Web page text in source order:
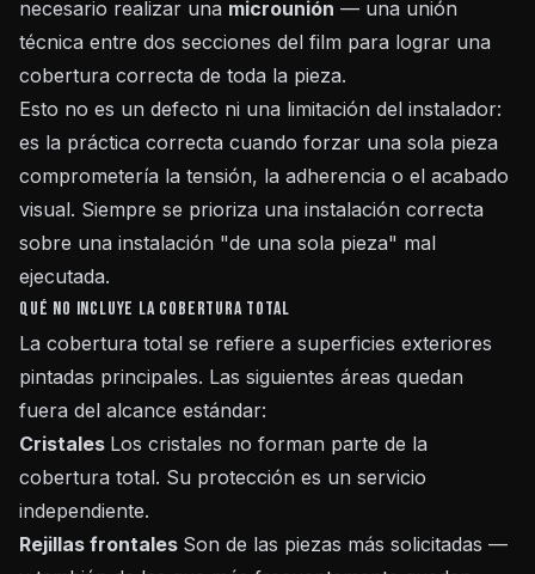
necesario realizar una microunión — una unión
técnica entre dos secciones del film para lograr una
cobertura correcta de toda la pieza.
Esto no es un defecto ni una limitación del instalador:
es la práctica correcta cuando forzar una sola pieza
comprometería la tensión, la adherencia o el acabado
visual. Siempre se prioriza una instalación correcta
sobre una instalación "de una sola pieza" mal
ejecutada.
Qué NO incluye la cobertura total
La cobertura total se refiere a superficies exteriores
pintadas principales. Las siguientes áreas quedan
fuera del alcance estándar:
Cristales Los cristales no forman parte de la
cobertura total. Su protección es un servicio
independiente.
Rejillas frontales Son de las piezas más solicitadas —